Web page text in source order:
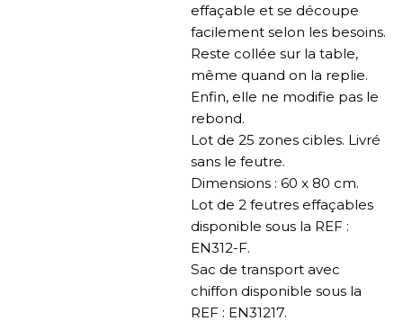
effaçable et se découpe
facilement selon les besoins.
Reste collée sur la table,
même quand on la replie.
Enfin, elle ne modifie pas le
rebond.
Lot de 25 zones cibles. Livré
sans le feutre.
Dimensions : 60 x 80 cm.
Lot de 2 feutres effaçables
disponible sous la REF :
EN312-F.
Sac de transport avec
chiffon disponible sous la
REF : EN31217.